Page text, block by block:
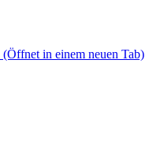
(Öffnet in einem neuen Tab)